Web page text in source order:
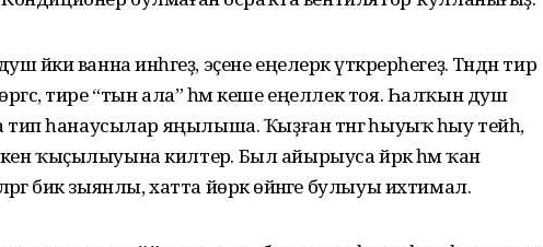
ванна инһәгеҙ, эҫене еңелерәк үткәрерһегеҙ. Тәндән тир
тире “тын ала” һәм ке­ше еңел­лек тоя. Һалҡын душ
тип һанаусылар яңылыша. Ҡыҙған тәнгә һыуыҡ һыу тейһә,
ҡыҫылыуына килтерә. Был айырыуса й­рәк һәм ҡан
бик зыянлы, хатта йөрәк өйәнәге булыуы ихтимал.